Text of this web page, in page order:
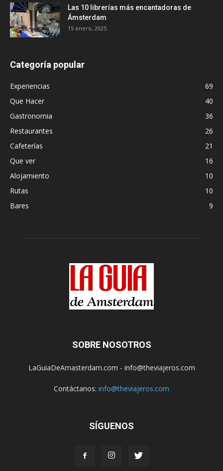
Las 10 librerías más encantadoras de
Ámsterdam
15 enero, 2025
Categoría popular
Experiencias
69
Que Hacer
40
Gastronomia
36
Restaurantes
26
Cafeterías
21
Que ver
16
Alojamiento
10
Rutas
10
Bares
9
SOBRE NOSOTROS
LaGuiaDeAmasterdam.com - info@theviajeros.com
Contáctanos: info@theviajeros.com
SÍGUENOS